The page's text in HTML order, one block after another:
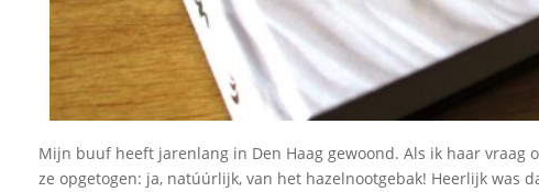
Mijn buuf heeft jarenlang in Den Haag gewoond. Als ik haar vraag
ze opgetogen: ja, natúúrlijk, van het hazelnootgebak! Heerlijk was